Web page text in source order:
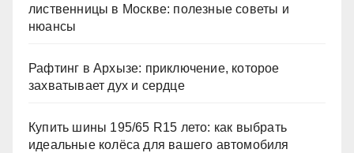
лиственницы в Москве: полезные советы и
нюансы
Рафтинг в Архызе: приключение, которое
захватывает дух и сердце
Купить шины 195/65 R15 лето: как выбрать
идеальные колёса для вашего автомобиля